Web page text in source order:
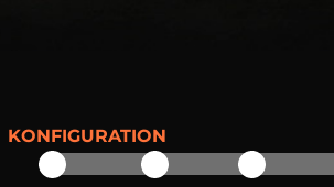
KONFIGURATION